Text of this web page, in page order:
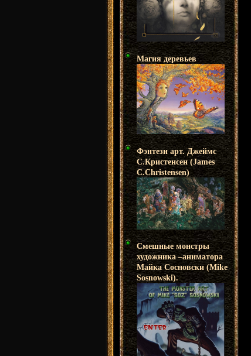
Магия деревьев
Фэнтези арт. Джеймс
С.Кристенсен (James
C.Christensen)
Смешные монстры
художника –аниматора
Майка Сосновски (Mike
Sosnowski).